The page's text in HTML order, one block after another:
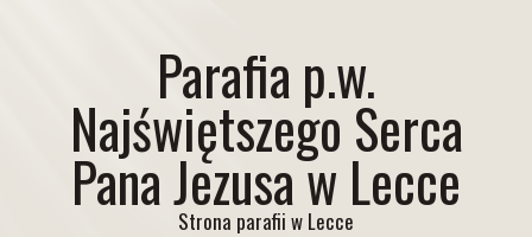
Parafia p.w.
Najświętszego Serca
Pana Jezusa w Lecce
Strona parafii w Lecce